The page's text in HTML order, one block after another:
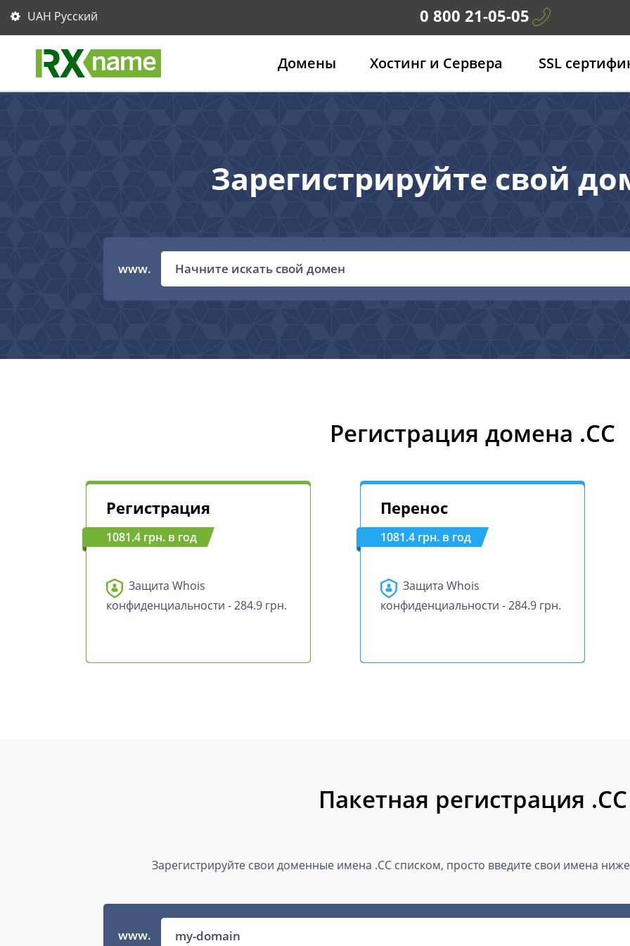
UAH Русский 0 800 21-05-05
Домены Хостинг и Сервера SSL
Зарегистрируйте свой
www.
Регистрация домена .CC
Регистрация
1081.4 грн. в год
Защита Whois
конфиденциальности - 284.9 грн.
Перенос
1081.4 грн. в год
Защита Whois
конфиденциальности - 284.9 грн.
Пакетная регистрация .CC
Зарегистрируйте свои доменные имена .CC списком, просто введите свои имена
www.